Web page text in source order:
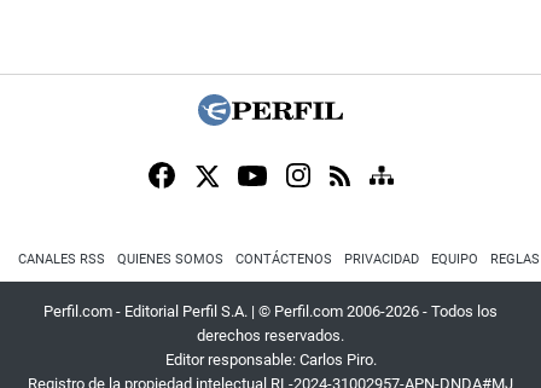
CANALES RSS QUIENES SOMOS CONTÁCTENOS PRIVACIDAD EQUIPO
Perfil.com - Editorial Perfil S.A. | © Perfil.com 2006-2026 - Todos los
derechos reservados.
Editor responsable: Carlos Piro.
Registro de la propiedad intelectual RL-2024-31002957-APN-DNDA#MJ